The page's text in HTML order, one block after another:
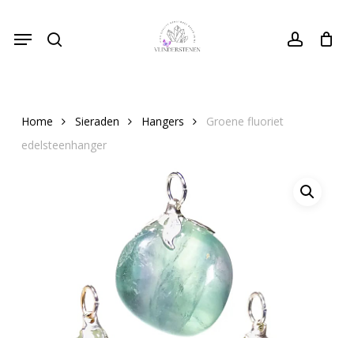
main
account
Menu Close
Cart
Home Sieraden Hangers
Groene fluoriet
edelsteenhanger